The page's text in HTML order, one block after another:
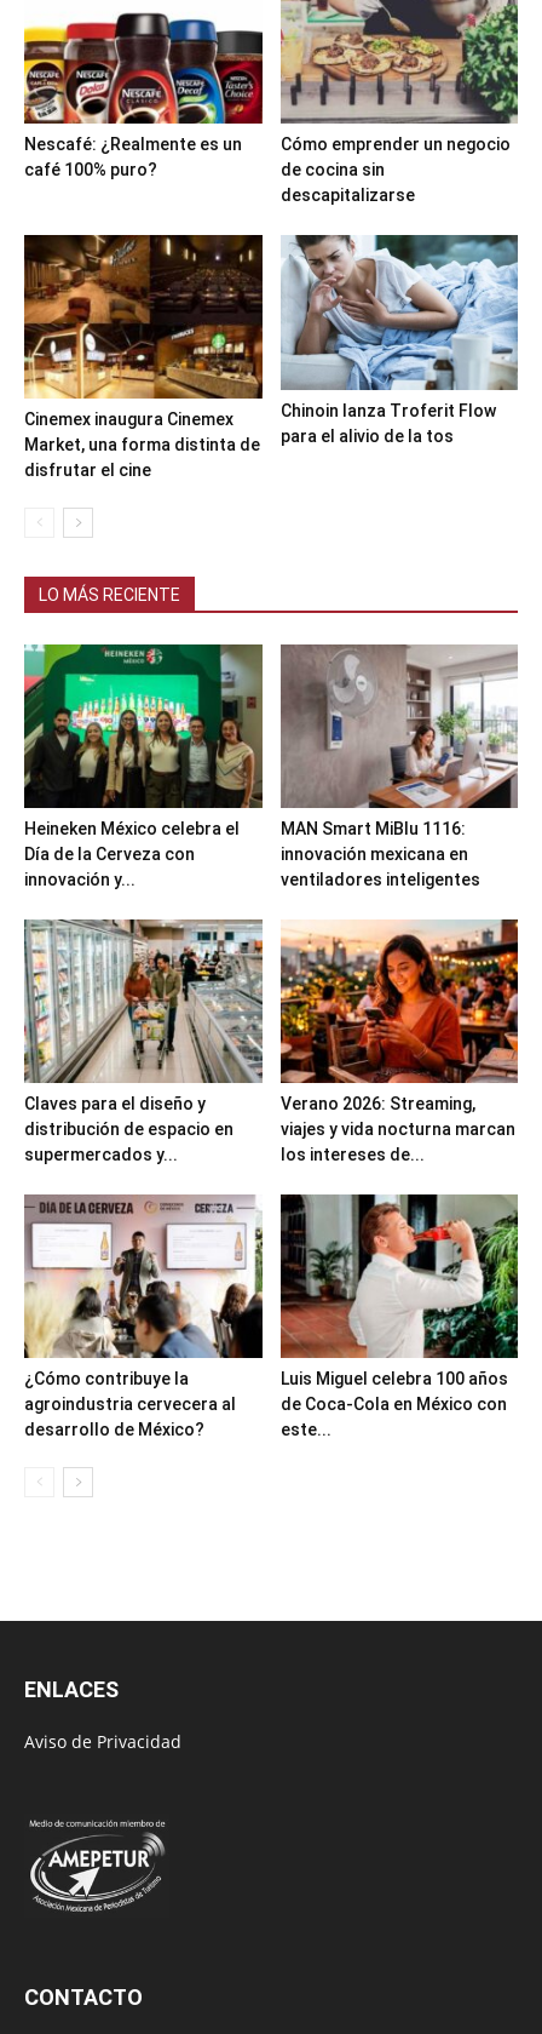
Nescafé: ¿Realmente es un
café 100% puro?
Cómo emprender un negocio
de cocina sin
descapitalizarse
Cinemex inaugura Cinemex
Market, una forma distinta de
disfrutar el cine
Chinoin lanza Troferit Flow
para el alivio de la tos
LO MÁS RECIENTE
Heineken México celebra el
Día de la Cerveza con
innovación y...
MAN Smart MiBlu 1116:
innovación mexicana en
ventiladores inteligentes
Claves para el diseño y
distribución de espacio en
supermercados y...
Verano 2026: Streaming,
viajes y vida nocturna marcan
los intereses de...
¿Cómo contribuye la
agroindustria cervecera al
desarrollo de México?
Luis Miguel celebra 100 años
de Coca-Cola en México con
este...
ENLACES
Aviso de Privacidad
CONTACTO